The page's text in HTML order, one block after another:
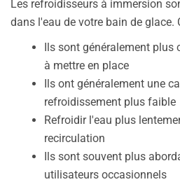
Les refroidisseurs à immersion
dans l'eau de votre bain de glace.
Ils sont généralement
à mettre en place
Ils ont généralement une
refroidissement plus faible
Refroidir l'eau plus
recirculation
Ils sont souvent plus
utilisateurs occasionnels